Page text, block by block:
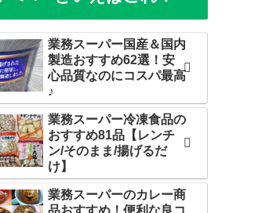
業務スーパー国産＆国内
製造おすすめ62選！安
心品質なのにコスパ最高
♪
業務スーパー冷凍食品の
おすすめ81品【レンチ
ン/そのまま/揚げるだ
け】
業務スーパーのカレー商
品おすすめ！便利な良コ